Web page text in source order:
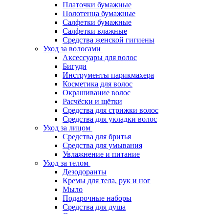
Платочки бумажные
Полотенца бумажные
Салфетки бумажные
Салфетки влажные
Средства женской гигиены
Уход за волосами
Аксессуары для волос
Бигуди
Инструменты парикмахера
Косметика для волос
Окрашивание волос
Расчёски и щётки
Средства для стрижки волос
Средства для укладки волос
Уход за лицом
Средства для бритья
Средства для умывания
Увлажнение и питание
Уход за телом
Дезодоранты
Кремы для тела, рук и ног
Мыло
Подарочные наборы
Средства для душа